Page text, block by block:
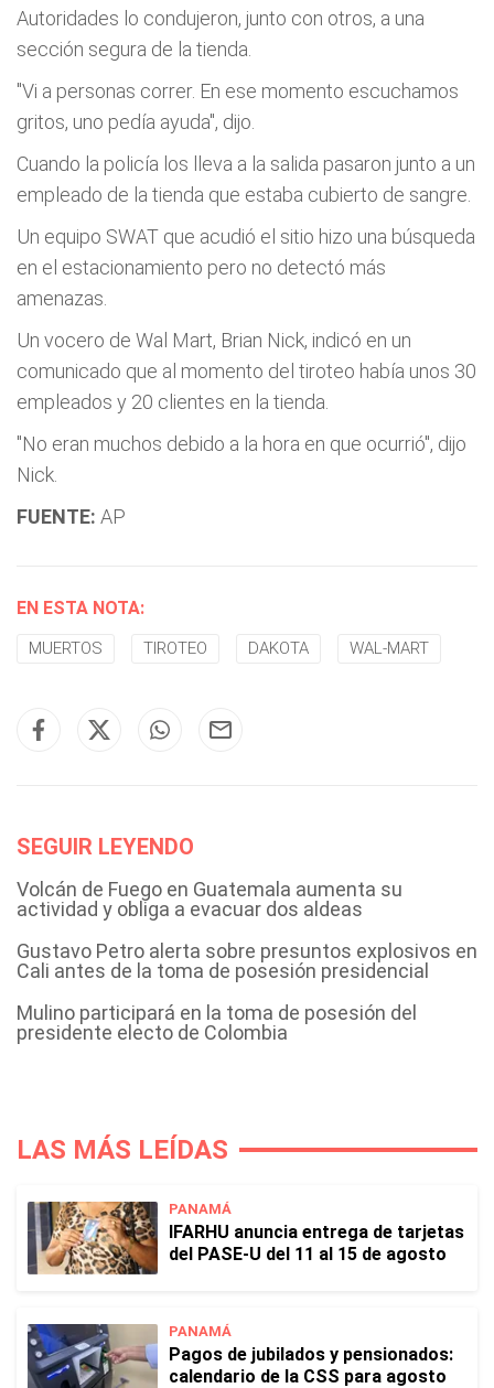
Autoridades lo condujeron, junto con otros, a una
sección segura de la tienda.
"Vi a personas correr. En ese momento escuchamos
gritos, uno pedía ayuda", dijo.
Cuando la policía los lleva a la salida pasaron junto a un
empleado de la tienda que estaba cubierto de sangre.
Un equipo SWAT que acudió el sitio hizo una búsqueda
en el estacionamiento pero no detectó más
amenazas.
Un vocero de Wal Mart, Brian Nick, indicó en un
comunicado que al momento del tiroteo había unos 30
empleados y 20 clientes en la tienda.
"No eran muchos debido a la hora en que ocurrió", dijo
Nick.
FUENTE: AP
EN ESTA NOTA:
MUERTOS TIROTEO DAKOTA WAL-MART
SEGUIR LEYENDO
Volcán de Fuego en Guatemala aumenta su
actividad y obliga a evacuar dos aldeas
Gustavo Petro alerta sobre presuntos explosivos en
Cali antes de la toma de posesión presidencial
Mulino participará en la toma de posesión del
presidente electo de Colombia
LAS MÁS LEÍDAS
PANAMÁ
IFARHU anuncia entrega de tarjetas
del PASE-U del 11 al 15 de agosto
PANAMÁ
Pagos de jubilados y pensionados:
calendario de la CSS para agosto